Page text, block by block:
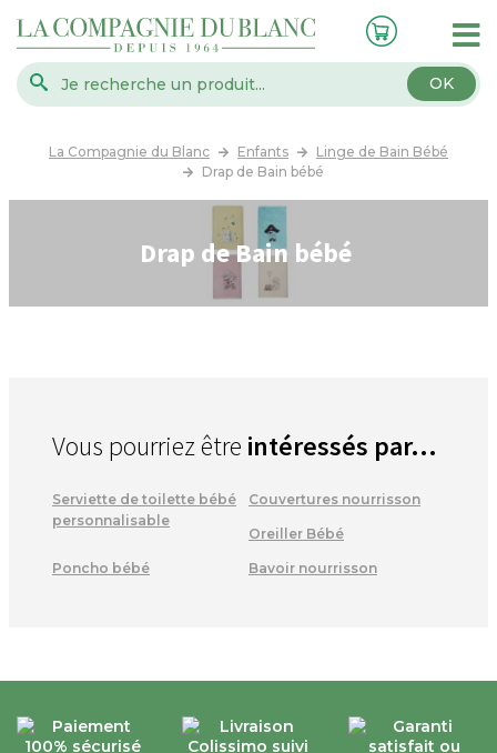
OK
La Compagnie du Blanc Enfants
Linge de Bain Bébé
Drap de Bain bébé
Drap de Bain bébé
Vous pourriez être intéressés par...
Serviette de toilette bébé
personnalisable
Couvertures nourrisson
Oreiller Bébé
Poncho bébé Bavoir nourrisson